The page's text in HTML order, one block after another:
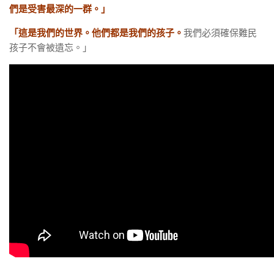
們是受害最深的一群。」
「這是我們的世界。他們都是我們的孩子。 我們必須確保難民
孩子不會被遺忘。」